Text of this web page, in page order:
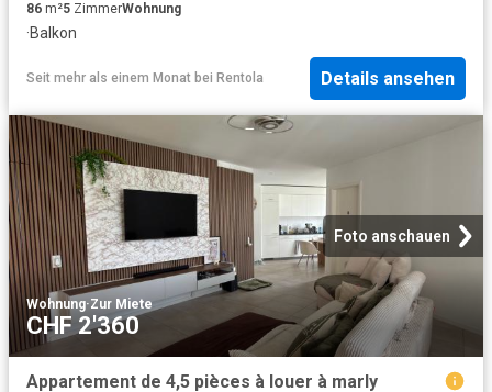
86 m²5 ZimmerWohnung
·Balkon
Seit mehr als einem Monat bei Rentola Details ansehen
Foto anschauen
Wohnung·Zur Miete
CHF 2'360
Appartement de 4,5 pièces à louer à marly